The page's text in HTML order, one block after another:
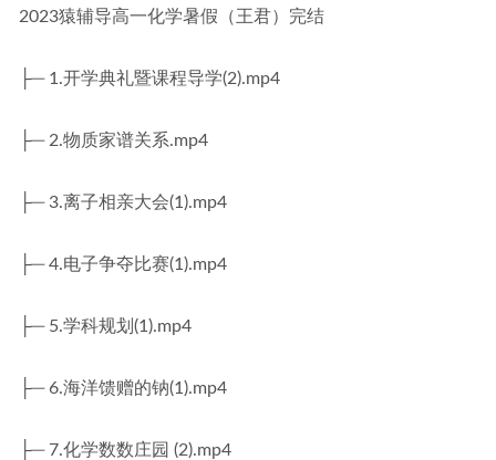
2023猿辅导高一化学暑假（王君）完结
├─ 1.开学典礼暨课程导学(2).mp4
├─ 2.物质家谱关系.mp4
├─ 3.离子相亲大会(1).mp4
├─ 4.电子争夺比赛(1).mp4
├─ 5.学科规划(1).mp4
├─ 6.海洋馈赠的钠(1).mp4
├─ 7.化学数数庄园 (2).mp4